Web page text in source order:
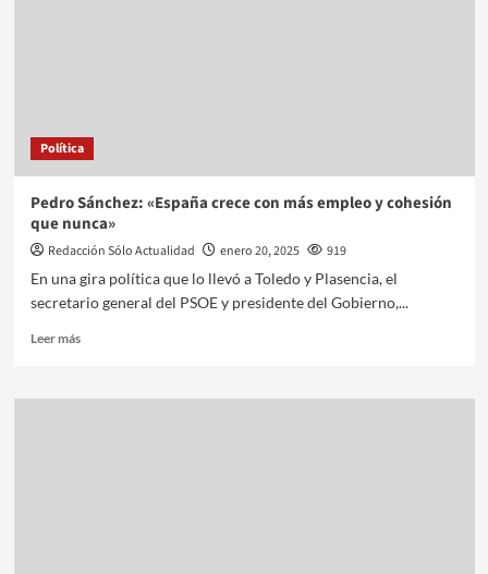
Política
Pedro Sánchez: «España crece con más empleo y cohesión
que nunca»
Redacción Sólo Actualidad enero 20, 2025
919
En una gira política que lo llevó a Toledo y Plasencia, el
secretario general del PSOE y presidente del Gobierno,...
Leer más